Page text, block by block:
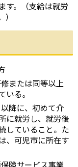
す。（支給は就労
または同等以上
いる。
降に、初めて介
に就労し、就労後
していること。た
、可児市に所在す
険サービス事業